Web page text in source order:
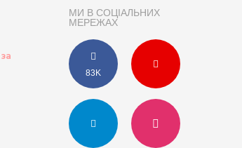
МИ В СОЦІАЛЬНИХ
МЕРЕЖАХ
83K
за